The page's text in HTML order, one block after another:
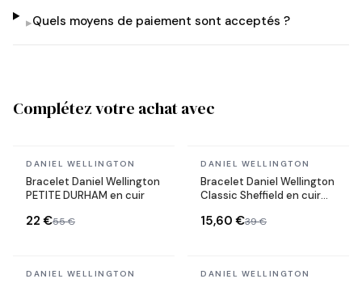
▸Quels moyens de paiement sont acceptés ?
Complétez votre achat avec
En stock
DANIEL WELLINGTON
Bracelet Daniel Wellington
PETITE DURHAM en cuir
22 €55 €
En stock
DANIEL WELLINGTON
Bracelet Daniel Wellington
Classic Sheffield en cuir
15,60 €39 €
En stock
DANIEL WELLINGTON En stock
DANIEL WELLINGTON